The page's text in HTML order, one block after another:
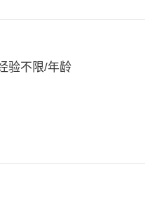
验不限/年龄